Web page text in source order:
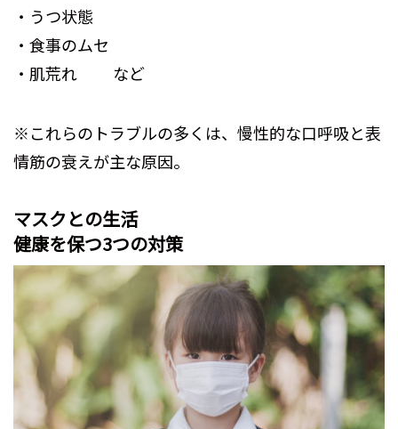
・うつ状態
・食事のムセ
・肌荒れ など
※これらのトラブルの多くは、慢性的な口呼吸と表
情筋の衰えが主な原因。
マスクとの生活
健康を保つ3つの対策